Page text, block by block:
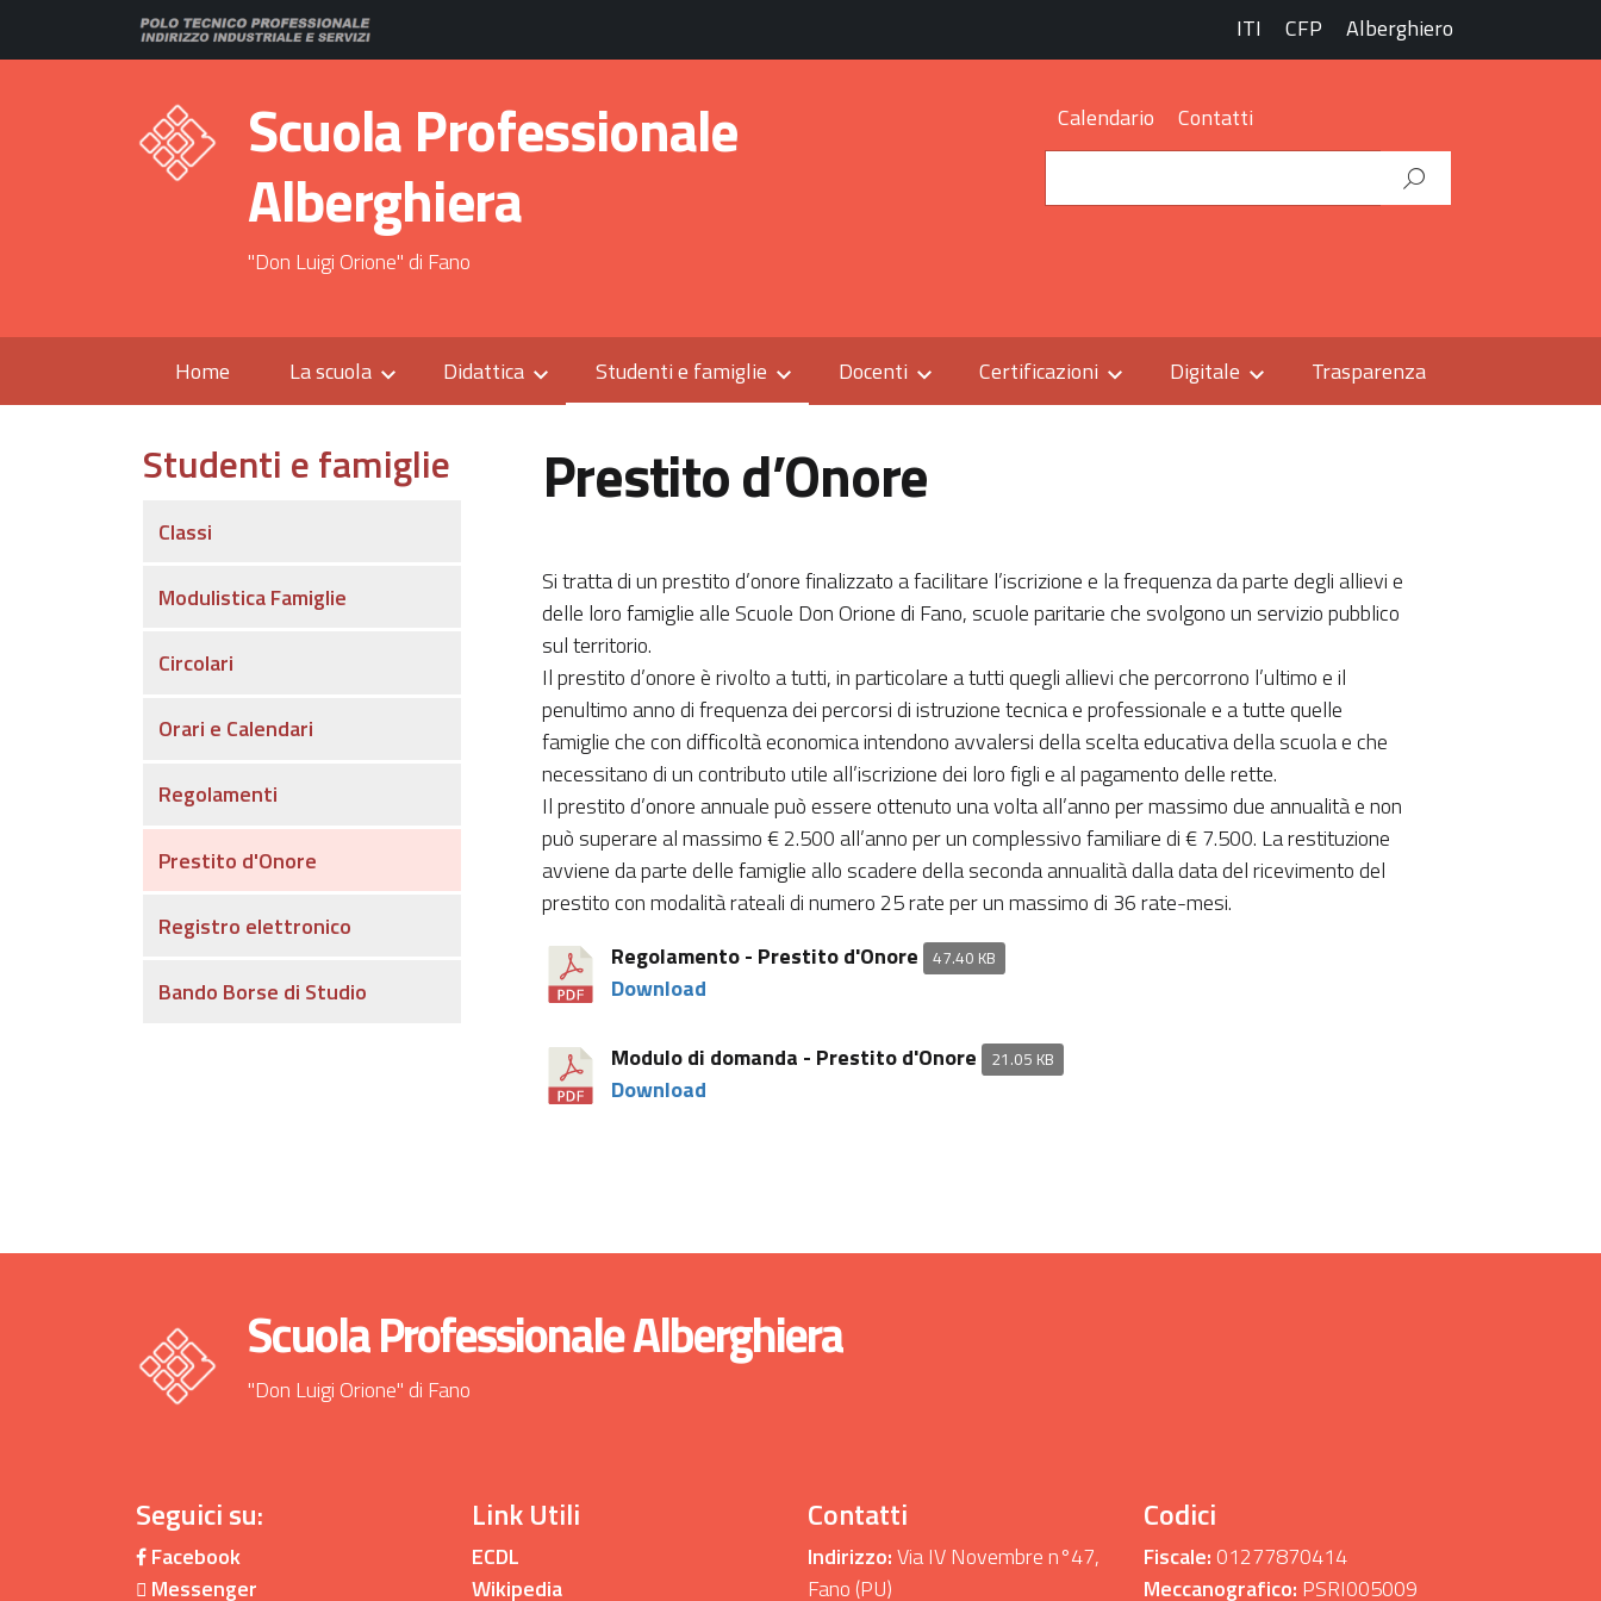
ITI CFP Alberghiero
Scuola Professionale
Alberghiera
"Don Luigi Orione" di Fano
Calendario Contatti
Home La scuola Didattica Studenti e famiglie Docenti Certificazioni Digitale Trasparenza
Studenti e famiglie
Classi
Modulistica Famiglie
Circolari
Orari e Calendari
Regolamenti
Prestito d'Onore
Registro elettronico
Bando Borse di Studio
Prestito d’Onore
Si tratta di un prestito d’onore finalizzato a facilitare l’iscrizione e la frequenza da parte degli allievi e
delle loro famiglie alle Scuole Don Orione di Fano, scuole paritarie che svolgono un servizio pubblico
sul territorio.
Il prestito d’onore è rivolto a tutti, in particolare a tutti quegli allievi che percorrono l’ultimo e il
penultimo anno di frequenza dei percorsi di istruzione tecnica e professionale e a tutte quelle
famiglie che con difficoltà economica intendono avvalersi della scelta educativa della scuola e che
necessitano di un contributo utile all’iscrizione dei loro figli e al pagamento delle rette.
Il prestito d’onore annuale può essere ottenuto una volta all’anno per massimo due annualità e non
può superare al massimo € 2.500 all’anno per un complessivo familiare di € 7.500. La restituzione
avviene da parte delle famiglie allo scadere della seconda annualità dalla data del ricevimento del
prestito con modalità rateali di numero 25 rate per un massimo di 36 rate-mesi.
Regolamento - Prestito d'Onore
47.40 KB
Download
Modulo di domanda - Prestito d'Onore 21.05 KB
Download
Scuola Professionale Alberghiera
"Don Luigi Orione" di Fano
Seguici su:
Facebook
Messenger
Link Utili
ECDL
Wikipedia
Contatti
Indirizzo:Via IV Novembre n°47,
Fano (PU)
Codici
Fiscale: 01277870414
Meccanografico: PSRI005009